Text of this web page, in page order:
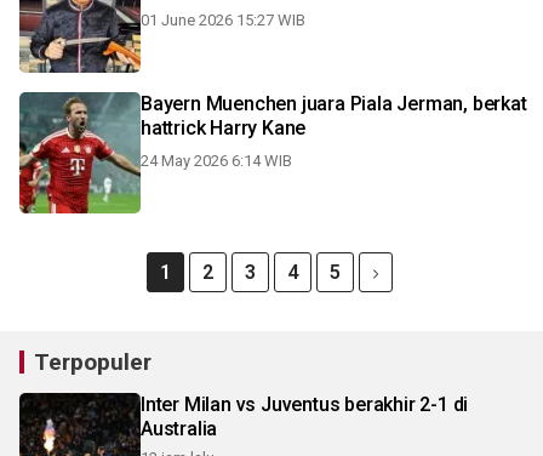
01 June 2026 15:27 WIB
Bayern Muenchen juara Piala Jerman, berkat
hattrick Harry Kane
24 May 2026 6:14 WIB
1 2 3 4 5
Terpopuler
Inter Milan vs Juventus berakhir 2-1 di
Australia